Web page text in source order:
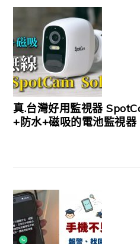
真.台灣好用監視器
+防水+磁吸的電池監視器